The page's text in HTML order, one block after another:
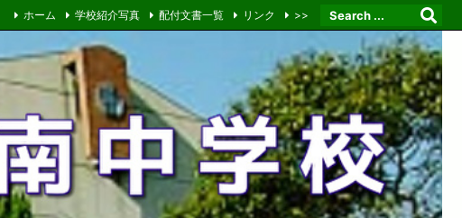
ホーム 学校紹介写真 配付文書一覧 リンク >>